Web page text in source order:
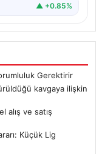
▲ +0.85%
Gerektirir
kavgaya ilişkin
alış ve satış
Küçük Lig